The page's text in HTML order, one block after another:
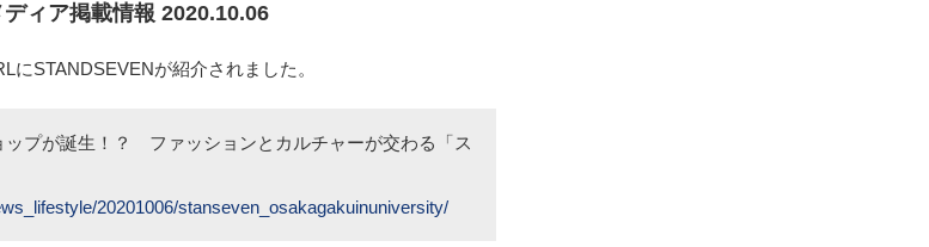
ディア掲載情報 2020.10.06
にSTANDSEVENが紹介されました。
ップが誕生！？ ファッションとカルチャーが交わる「ス
20201006/stanseven_osakagakuinuniversity/